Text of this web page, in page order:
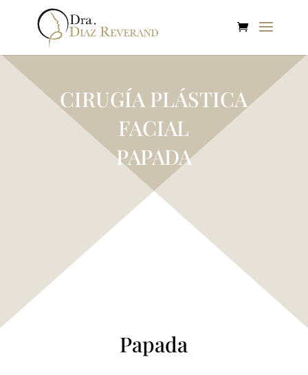
CIRUGÍA PLÁSTICA
FACIAL
PAPADA
Papada